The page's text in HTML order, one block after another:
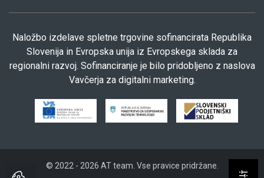
Naložbo izdelave spletne trgovine sofinancirata Republika
Slovenija in Evropska unija iz Evropskega sklada za
regionalni razvoj. Sofinanciranje je bilo pridobljeno z naslova
Vavčerja za digitalni marketing.
© 2022 - 2026 AT team. Vse pravice pridržane.